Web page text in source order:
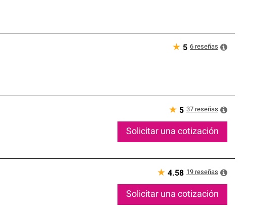
★ 5 6 reseñas
★ 5 37 reseñas
Solicitar una cotización
★ 4.58 19 reseñas
Solicitar una cotización